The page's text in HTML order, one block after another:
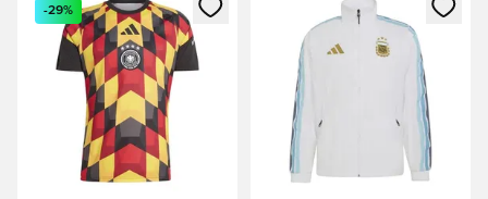
-29%